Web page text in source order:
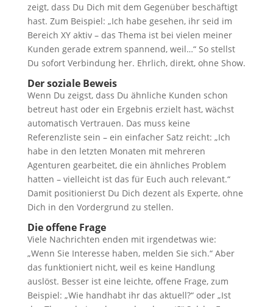
zeigt, dass Du Dich mit dem Gegenüber beschäftigt
hast. Zum Beispiel: „Ich habe gesehen, ihr seid im
Bereich XY aktiv – das Thema ist bei vielen meiner
Kunden gerade extrem spannend, weil…“ So stellst
Du sofort Verbindung her. Ehrlich, direkt, ohne Show.
Der soziale Beweis
Wenn Du zeigst, dass Du ähnliche Kunden schon
betreut hast oder ein Ergebnis erzielt hast, wächst
automatisch Vertrauen. Das muss keine
Referenzliste sein – ein einfacher Satz reicht: „Ich
habe in den letzten Monaten mit mehreren
Agenturen gearbeitet, die ein ähnliches Problem
hatten – vielleicht ist das für Euch auch relevant.“
Damit positionierst Du Dich dezent als Experte, ohne
Dich in den Vordergrund zu stellen.
Die offene Frage
Viele Nachrichten enden mit irgendetwas wie:
„Wenn Sie Interesse haben, melden Sie sich.“ Aber
das funktioniert nicht, weil es keine Handlung
auslöst. Besser ist eine leichte, offene Frage, zum
Beispiel: „Wie handhabt ihr das aktuell?“ oder „Ist